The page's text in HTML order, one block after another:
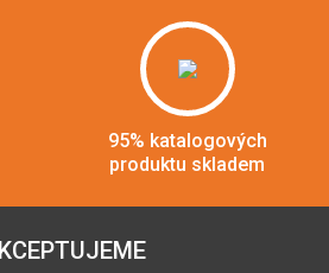
95% katalogových
produktu skladem